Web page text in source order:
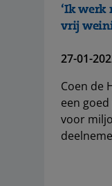
‘Ik
vrij
27-01-
Coen de
een
voor